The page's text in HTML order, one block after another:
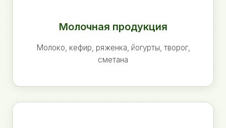
Молочная продукция
Молоко, кефир, ряженка, йогурты, творог,
сметана